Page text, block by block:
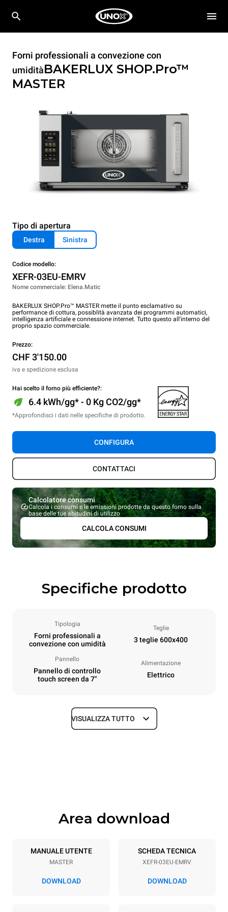
Forni professionali a convezione con
umiditàBAKERLUX SHOP.Pro™
MASTER
Tipo di apertura
Destra Sinistra
Codice modello:
XEFR-03EU-EMRV
Nome commerciale: Elena.Matic
BAKERLUX SHOP.Pro™ MASTER mette il punto esclamativo su
performance di cottura, possiblità avanzata dei programmi automatici,
intelligenza artificiale e connessione internet. Tutto questo all'interno del
proprio spazio commerciale.
Prezzo:
CHF 3'150.00
iva e spedizione esclusa
Hai scelto il forno più efficiente?:
6.4 kWh/gg* - 0 Kg CO2/gg*
*Approfondisci i dati nelle specifiche di prodotto.
CONFIGURA
CONTATTACI
Calcolatore consumi
Calcola i consumi e le emissioni prodotte da questo forno sulla
base delle tue abitudini di utilizzo
CALCOLA CONSUMI
Specifiche prodotto
Tipologia
Forni professionali a
convezione con umidità
Teglie
3 teglie 600x400
Pannello
Pannello di controllo
touch screen da 7"
Alimentazione
Elettrico
Dimensioni
Specifiche teglia
3 600x400
Passo teglie
VISUALIZZA TUTTO
Area download
MANUALE UTENTE
MASTER
DOWNLOAD
SCHEDA TECNICA
XEFR-03EU-EMRV
DOWNLOAD